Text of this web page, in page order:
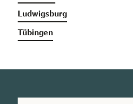
Ludwigsburg
Tübingen